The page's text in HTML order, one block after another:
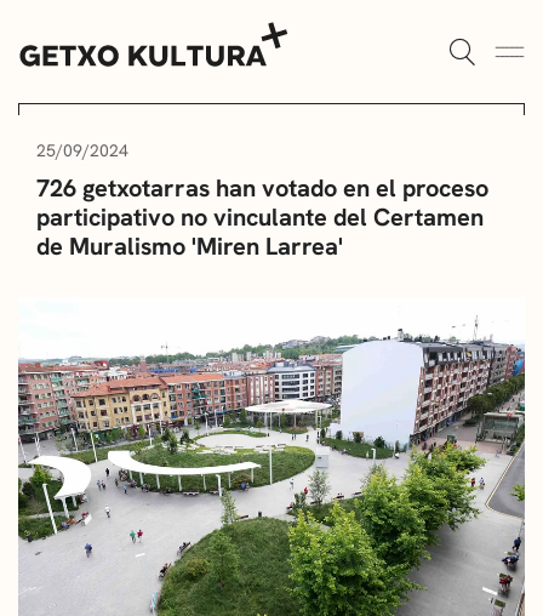
AGENDA
MUXIKEBARRI
CONTACTO
AULAS DE CULTURA
BIBLIOTECAS
ESCUELA DE MÚSICA
CONVOCATORIAS
AULAS DE CULTURA
ALGORTA
ROMO
25/09/2024
726 getxotarras han votado en el proceso
participativo no vinculante del Certamen
de Muralismo 'Miren Larrea'